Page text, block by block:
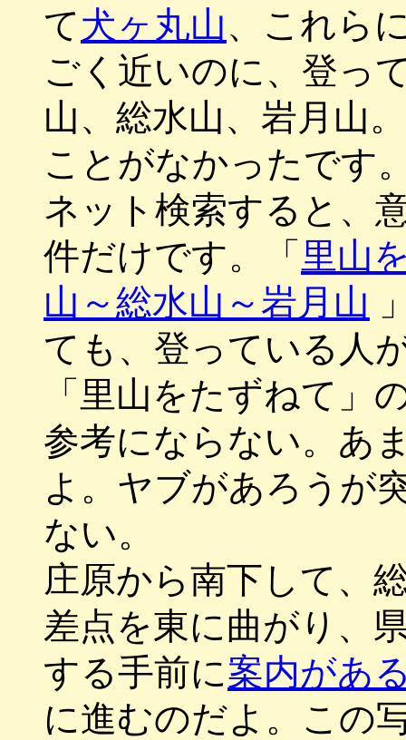
て犬ヶ丸山、これら
ごく近いのに、登っ
山、総水山、岩月山
ことがなかったです
ネット検索すると、
件だけです。「 里山
山～総水山～岩月山
ても、登っている人
「里山をたずねて」
参考にならない。あ
よ。ヤブがあろうが
ない。
庄原から南下して、
差点を東に曲がり、
する手前に案内があ
に進むのだよ。この